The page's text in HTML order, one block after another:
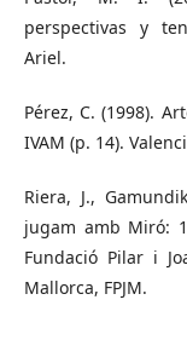
perspectivas y
Ariel.
Pérez, C. (1998).
IVAM (p. 14).
Riera, J.,
jugam amb Miró:
Fundació Pilar i
Mallorca, FPJM.